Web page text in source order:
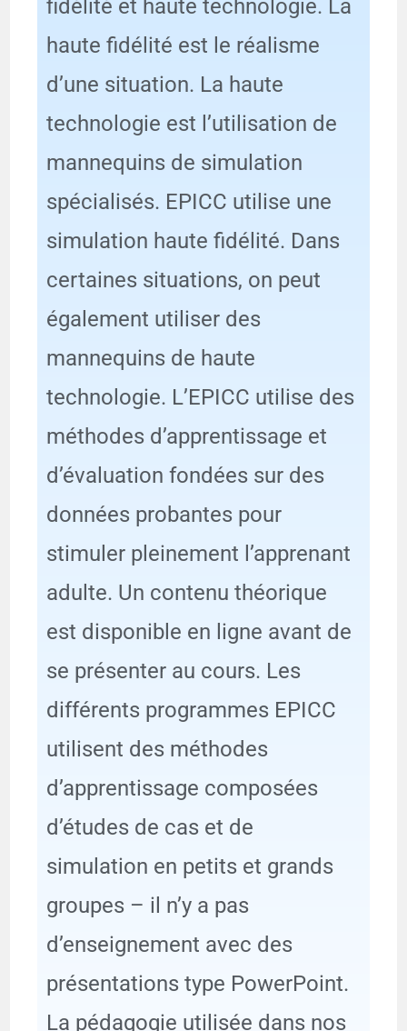
fidélité et haute technologie. La
haute fidélité est le réalisme
d’une situation. La haute
technologie est l’utilisation de
mannequins de simulation
spécialisés. EPICC utilise une
simulation haute fidélité. Dans
certaines situations, on peut
également utiliser des
mannequins de haute
technologie. L’EPICC utilise des
méthodes d’apprentissage et
d’évaluation fondées sur des
données probantes pour
stimuler pleinement l’apprenant
adulte. Un contenu théorique
est disponible en ligne avant de
se présenter au cours. Les
différents programmes EPICC
utilisent des méthodes
d’apprentissage composées
d’études de cas et de
simulation en petits et grands
groupes – il n’y a pas
d’enseignement avec des
présentations type PowerPoint.
La pédagogie utilisée dans nos